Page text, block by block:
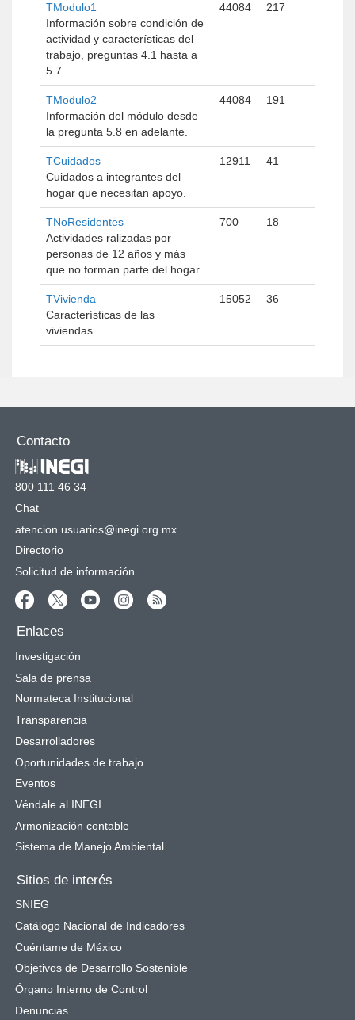
TModulo1
Información sobre condición de
actividad y características del
trabajo, preguntas 4.1 hasta a
5.7.
44084 217
TModulo2
Información del módulo desde
la pregunta 5.8 en adelante.
44084 191
TCuidados
Cuidados a integrantes del
hogar que necesitan apoyo.
12911 41
TNoResidentes
Actividades ralizadas por
personas de 12 años y más
que no forman parte del hogar.
700 18
TVivienda
Características de las
viviendas.
15052 36
Contacto
800 111 46 34
Chat
atencion.usuarios@inegi.org.mx
Directorio
Solicitud de información
Enlaces
Investigación
Sala de prensa
Normateca Institucional
Transparencia
Desarrolladores
Oportunidades de trabajo
Eventos
Véndale al INEGI
Armonización contable
Sistema de Manejo Ambiental
Sitios de interés
SNIEG
Catálogo Nacional de Indicadores
Cuéntame de México
Objetivos de Desarrollo Sostenible
Órgano Interno de Control
Denuncias